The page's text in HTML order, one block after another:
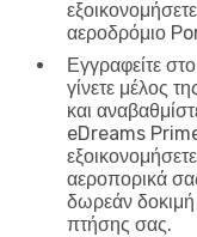
αεροδρόμιο
Εγγραφείτε
γίνετε μέλος
και
eDreams
αεροπορικά
δωρεάν
πτήσης σας.